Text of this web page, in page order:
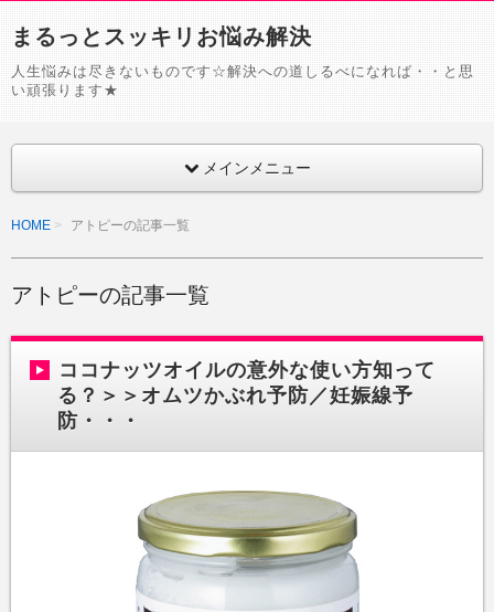
まるっとスッキリお悩み解決
人生悩みは尽きないものです☆解決への道しるべになれば・・と思
い頑張ります★
メインメニュー
HOME アトピーの記事一覧
アトピーの記事一覧
ココナッツオイルの意外な使い方知って
る？＞＞オムツかぶれ予防／妊娠線予
防・・・